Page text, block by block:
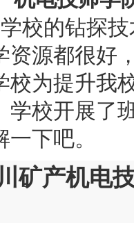
校的钻探
资源都很好
校为提升我
学校开展了
下吧。
矿产机电